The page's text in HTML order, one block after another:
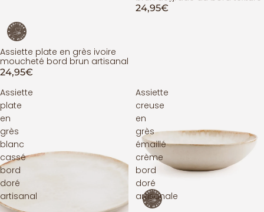
Assiette plate en grès ivoire
moucheté bord brun artisanal
24,95€
24,95€
Assiette
plate
en
grès
blanc
cassé
bord
doré
artisanal
Assiette
creuse
en
grès
émaillé
crème
bord
doré
artisanale